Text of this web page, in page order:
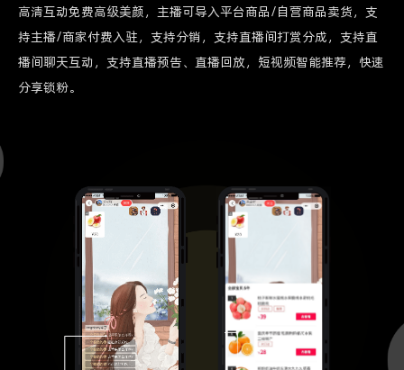
高清互动免费高级美颜，主播可导入平台商品/自营商品卖货，支
持主播/商家付费入驻，支持分销，支持直播间打赏分成，支持直
播间聊天互动，支持直播预告、直播回放，短视频智能推荐，快速
分享锁粉。